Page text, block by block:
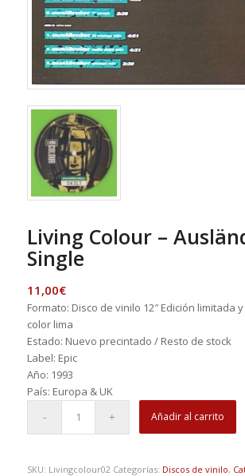
Living Colour –
Single
11,00€
Formato: Disco de vinilo 12″ Edición limitada
color lima
Estado: Nuevo precintado / Resto de stock
Label: Epic ‎ ‎
Año: 1993
País: Europa & UK
Añadir al carrito
SKU: Livingcolour02 Categorías: Discos de vinilo,